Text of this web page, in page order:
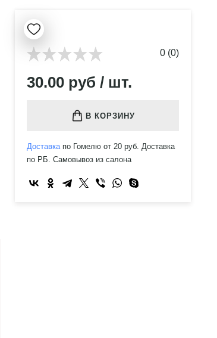
0 (0)
30.00 руб / шт.
В КОРЗИНУ
Доставкапо Гомелю от 20 руб. Доставка
по РБ. Самовывоз из салона